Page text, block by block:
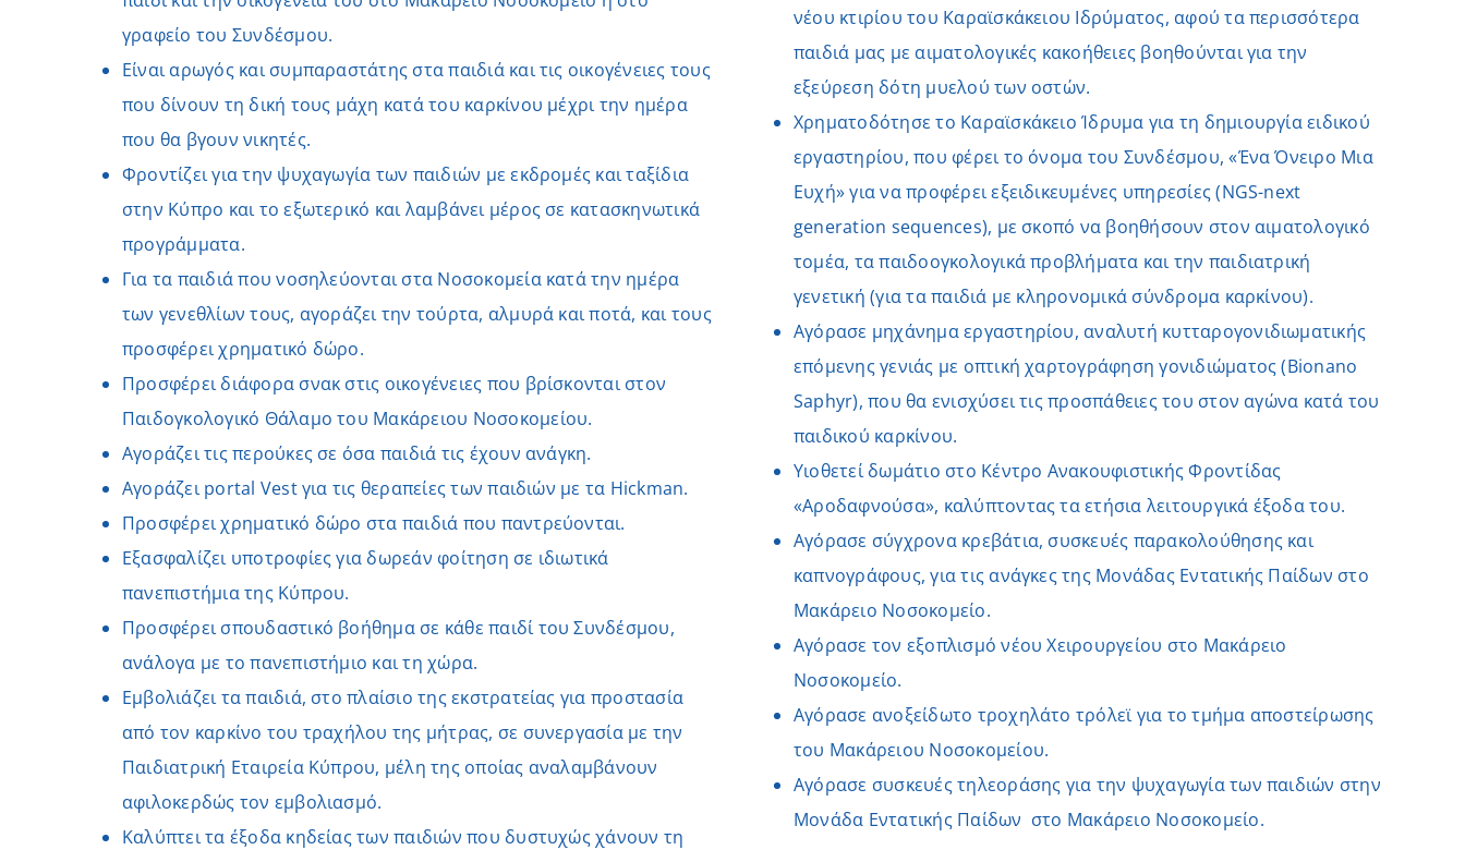
γραφείο του Συνδέσμου.
Είναι αρωγός και συμπαραστάτης στα παιδιά και τις οικογένειες τους
που δίνουν τη δική τους μάχη κατά του καρκίνου μέχρι την ημέρα
που θα βγουν νικητές.
Φροντίζει για την ψυχαγωγία των παιδιών με εκδρομές και ταξίδια
στην Κύπρο και το εξωτερικό και λαμβάνει μέρος σε κατασκηνωτικά
προγράμματα.
Για τα παιδιά που νοσηλεύονται στα Νοσοκομεία κατά την ημέρα
των γενεθλίων τους, αγοράζει την τούρτα, αλμυρά και ποτά, και τους
προσφέρει χρηματικό δώρο.
Προσφέρει διάφορα σνακ στις οικογένειες που βρίσκονται στον
Παιδογκολογικό Θάλαμο του Μακάρειου Νοσοκομείου.
Αγοράζει τις περούκες σε όσα παιδιά τις έχουν ανάγκη.
Αγοράζει portal Vest για τις θεραπείες των παιδιών με τα Hickman.
Προσφέρει χρηματικό δώρο στα παιδιά που παντρεύονται.
Εξασφαλίζει υποτροφίες για δωρεάν φοίτηση σε ιδιωτικά
πανεπιστήμια της Κύπρου.
Προσφέρει σπουδαστικό βοήθημα σε κάθε παιδί του Συνδέσμου,
ανάλογα με το πανεπιστήμιο και τη χώρα.
Εμβολιάζει τα παιδιά, στο πλαίσιο της εκστρατείας για προστασία
από τον καρκίνο του τραχήλου της μήτρας, σε συνεργασία με την
Παιδιατρική Εταιρεία Κύπρου, μέλη της οποίας αναλαμβάνουν
αφιλοκερδώς τον εμβολιασμό.
Καλύπτει τα έξοδα κηδείας των παιδιών που δυστυχώς χάνουν τη
νέου κτιρίου του Καραϊσκάκειου Ιδρύματος, αφού τα περισσότερα
παιδιά μας με αιματολογικές κακοήθειες βοηθούνται για την
εξεύρεση δότη μυελού των οστών.
Χρηματοδότησε το Καραϊσκάκειο Ίδρυμα για τη δημιουργία ειδικού
εργαστηρίου, που φέρει το όνομα του Συνδέσμου, «Ένα Όνειρο Μια
Ευχή» για να προφέρει εξειδικευμένες υπηρεσίες (NGS-next
generation sequences), με σκοπό να βοηθήσουν στον αιματολογικό
τομέα, τα παιδοογκολογικά προβλήματα και την παιδιατρική
γενετική (για τα παιδιά με κληρονομικά σύνδρομα καρκίνου).
Αγόρασε μηχάνημα εργαστηρίου, αναλυτή κυτταρογονιδιωματικής
επόμενης γενιάς με οπτική χαρτογράφηση γονιδιώματος (Bionano
Saphyr), που θα ενισχύσει τις προσπάθειες του στον αγώνα κατά του
παιδικού καρκίνου.
Υιοθετεί δωμάτιο στο Κέντρο Ανακουφιστικής Φροντίδας
«Αροδαφνούσα», καλύπτοντας τα ετήσια λειτουργικά έξοδα του.
Αγόρασε σύγχρονα κρεβάτια, συσκευές παρακολούθησης και
καπνογράφους, για τις ανάγκες της Μονάδας Εντατικής Παίδων στο
Μακάρειο Νοσοκομείο.
Αγόρασε τον εξοπλισμό νέου Χειρουργείου στο Μακάρειο
Νοσοκομείο.
Αγόρασε ανοξείδωτο τροχηλάτο τρόλεϊ για το τμήμα αποστείρωσης
του Μακάρειου Νοσοκομείου.
Αγόρασε συσκευές τηλεοράσης για την ψυχαγωγία των παιδιών στην
Μονάδα Εντατικής Παίδων στο Μακάρειο Νοσοκομείο.